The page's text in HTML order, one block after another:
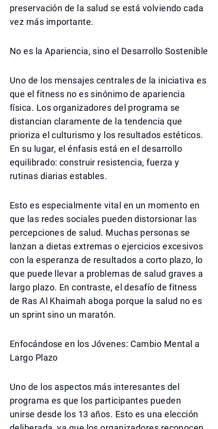
preservación de la salud se está volviendo cada
vez más importante.
No es la Apariencia, sino el Desarrollo Sostenible
Uno de los mensajes centrales de la iniciativa es
que el fitness no es sinónimo de apariencia
física. Los organizadores del programa se
distancian claramente de la tendencia que
prioriza el culturismo y los resultados estéticos.
En su lugar, el énfasis está en el desarrollo
equilibrado: construir resistencia, fuerza y
rutinas diarias estables.
Esto es especialmente vital en un momento en
que las redes sociales pueden distorsionar las
percepciones de salud. Muchas personas se
lanzan a dietas extremas o ejercicios excesivos
con la esperanza de resultados a corto plazo, lo
que puede llevar a problemas de salud graves a
largo plazo. En contraste, el desafío de fitness
de Ras Al Khaimah aboga porque la salud no es
un sprint sino un maratón.
Enfocándose en los Jóvenes: Cambio Mental a
Largo Plazo
Uno de los aspectos más interesantes del
programa es que los participantes pueden
unirse desde los 13 años. Esto es una elección